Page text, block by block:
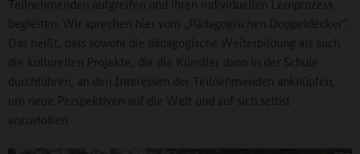
Teilnehmenden aufgreifen und ihren individuellen Lernprozess
begleiten. Wir sprechen hier vom „Pädagogischen Doppeldecker“.
Das heißt, dass sowohl die pädagogische Weiterbildung als auch
die kulturellen Projekte, die die Künstler dann in der Schule
durchführen, an den Interessen der Teilnehmenden anknüpfen,
um neue Perspektiven auf die Welt und auf sich selbst
anzustoßen.